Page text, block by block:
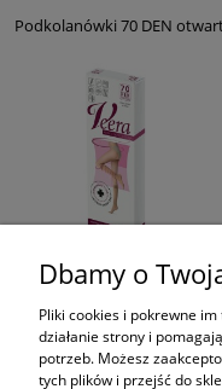
Podkolanówki 70 DEN
Dbamy o
Pliki cookies i pokrewne
działanie strony i
potrzeb. Możesz
tych plików i przejść do